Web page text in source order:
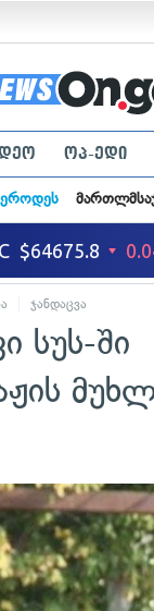
ოპ-ედი
ჯანდაცვა
სუს-ში